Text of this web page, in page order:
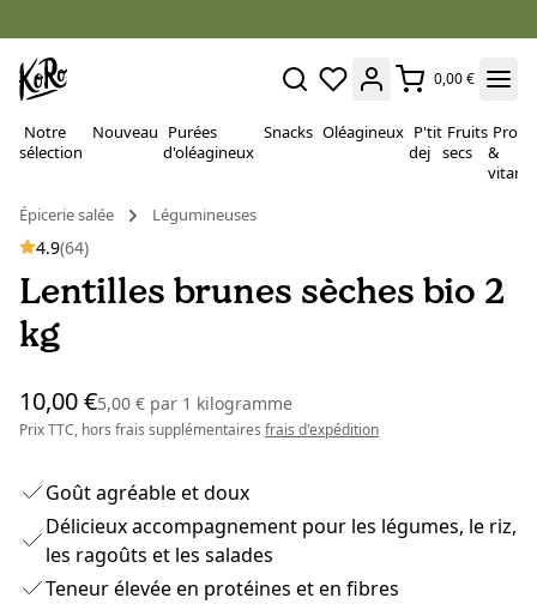
0,00 €
Notre
sélection
Nouveau Purées
d'oléagineux
Snacks Oléagineux P'tit
dej
Fruits
secs
&
Épicerie salée
Légumineuses
4.9(64)
Lentilles brunes sèches bio 2
kg
10,00 €5,00 € par 1 kilogramme
Prix TTC, hors frais supplémentaires frais d'expédition
Goût agréable et doux
Délicieux accompagnement pour les légumes, le riz,
les ragoûts et les salades
Teneur élevée en protéines et en fibres